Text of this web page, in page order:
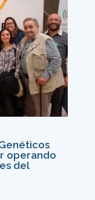
operando
del